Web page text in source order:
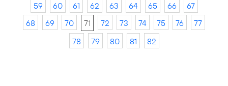
59
60 61 62 63 64 65 66
67
68
69 70 71 72 73 74 75 76
77
78
79 80 81 82